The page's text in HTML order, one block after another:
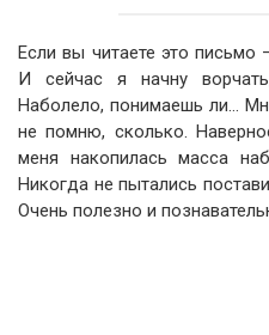
Если вы читаете это письмо
И сейчас я начну
Наболело, понимаешь ли…
не помню, сколько.
меня накопилась масса
Никогда не пытались
Очень полезно и